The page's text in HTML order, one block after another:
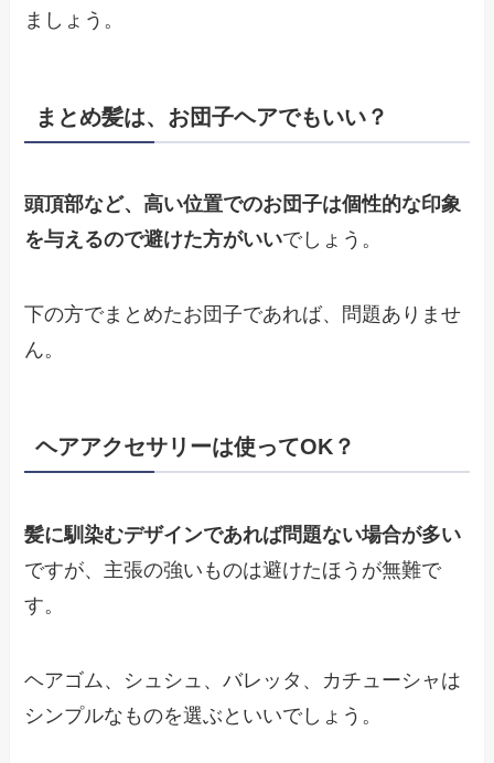
ましょう。
まとめ髪は、お団子ヘアでもいい？
頭頂部など、高い位置でのお団子は個性的な印象
を与えるので避けた方がいいでしょう。
下の方でまとめたお団子であれば、問題ありませ
ん。
ヘアアクセサリーは使ってOK？
髪に馴染むデザインであれば問題ない場合が多い
ですが、主張の強いものは避けたほうが無難で
す。
ヘアゴム、シュシュ、バレッタ、カチューシャは
シンプルなものを選ぶといいでしょう。